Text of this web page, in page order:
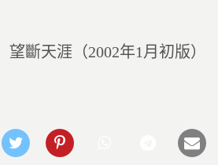
斷天涯（2002年1月初版）